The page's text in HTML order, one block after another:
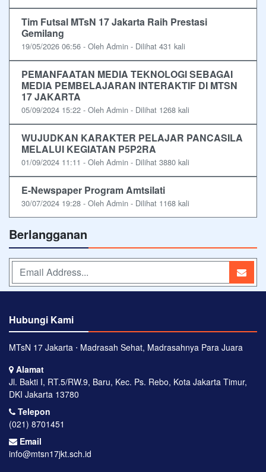
Tim Futsal MTsN 17 Jakarta Raih Prestasi
Gemilang
19/05/2026 06:56 - Oleh Admin - Dilihat 431 kali
PEMANFAATAN MEDIA TEKNOLOGI SEBAGAI
MEDIA PEMBELAJARAN INTERAKTIF DI MTSN
17 JAKARTA
05/09/2024 15:22 - Oleh Admin - Dilihat 1268 kali
WUJUDKAN KARAKTER PELAJAR PANCASILA
MELALUI KEGIATAN P5P2RA
01/09/2024 11:11 - Oleh Admin - Dilihat 3880 kali
E-Newspaper Program Amtsilati
30/07/2024 19:28 - Oleh Admin - Dilihat 1168 kali
Berlangganan
Hubungi Kami
MTsN 17 Jakarta ⋅ Madrasah Sehat, Madrasahnya Para Juara
Alamat
Jl. Bakti I, RT.5/RW.9, Baru, Kec. Ps. Rebo, Kota Jakarta Timur,
DKI Jakarta 13780
Telepon
(021) 8701451
Email
info@mtsn17jkt.sch.id